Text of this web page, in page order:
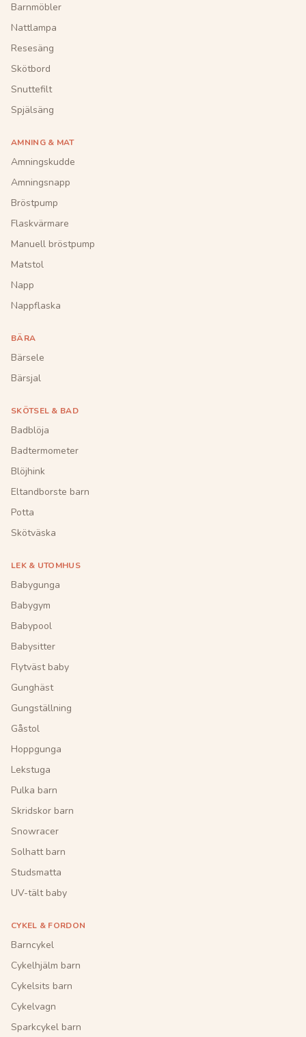
Barnmöbler
Nattlampa
Resesäng
Skötbord
Snuttefilt
Spjälsäng
AMNING & MAT
Amningskudde
Amningsnapp
Bröstpump
Flaskvärmare
Manuell bröstpump
Matstol
Napp
Nappflaska
BÄRA
Bärsele
Bärsjal
SKÖTSEL & BAD
Badblöja
Badtermometer
Blöjhink
Eltandborste barn
Potta
Skötväska
LEK & UTOMHUS
Babygunga
Babygym
Babypool
Babysitter
Flytväst baby
Gunghäst
Gungställning
Gåstol
Hoppgunga
Lekstuga
Pulka barn
Skridskor barn
Snowracer
Solhatt barn
Studsmatta
UV-tält baby
CYKEL & FORDON
Barncykel
Cykelhjälm barn
Cykelsits barn
Cykelvagn
Sparkcykel barn